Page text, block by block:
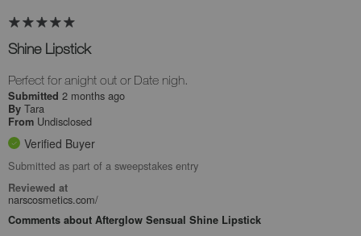
Shine Lipstick
Perfect for anight out or Date nigh.
Submitted 2 months ago
By Tara
From Undisclosed
Verified Buyer
Submitted as part of a sweepstakes entry
Reviewed at
narscosmetics.com/
Comments about Afterglow Sensual Shine Lipstick